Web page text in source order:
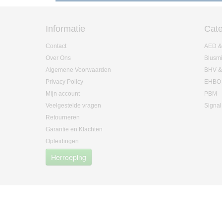
Informatie
Contact
Over Ons
Algemene Voorwaarden
Privacy Policy
Mijn account
Veelgestelde vragen
Retourneren
Garantie en Klachten
Opleidingen
Herroeping
AED
BHV
EHBO
PBM